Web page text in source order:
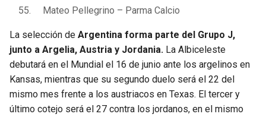
Mateo Pellegrino – Parma Calcio
La selección de Argentina forma parte del Grupo J,
junto a Argelia, Austria y Jordania. La Albiceleste
debutará en el Mundial el 16 de junio ante los argelinos en
Kansas, mientras que su segundo duelo será el 22 del
mismo mes frente a los austriacos en Texas. El tercer y
último cotejo será el 27 contra los jordanos, en el mismo